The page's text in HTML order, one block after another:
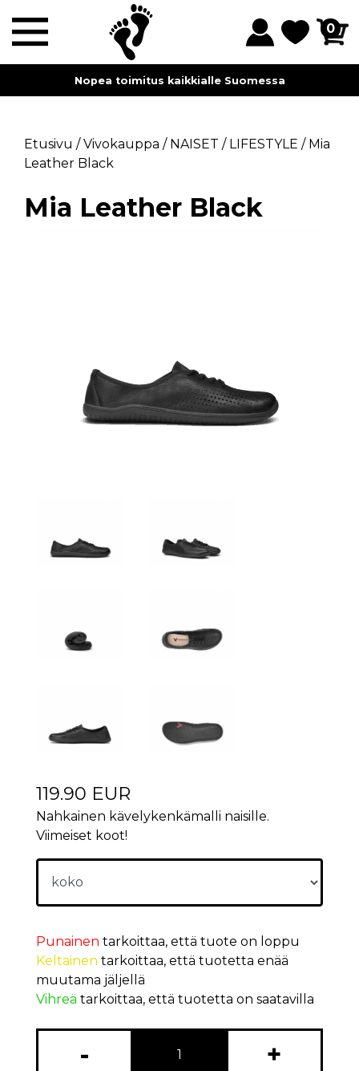
0
Nopea toimitus kaikkialle Suomessa
Etusivu /Vivokauppa / NAISET / LIFESTYLE / Mia
Leather Black
Mia Leather Black
119.90 EUR
Nahkainen kävelykenkämalli naisille.
Viimeiset koot!
Punainen tarkoittaa, että tuote on loppu
Keltainen tarkoittaa, että tuotetta enää
muutama jäljellä
Vihreä tarkoittaa, että tuotetta on saatavilla
- +